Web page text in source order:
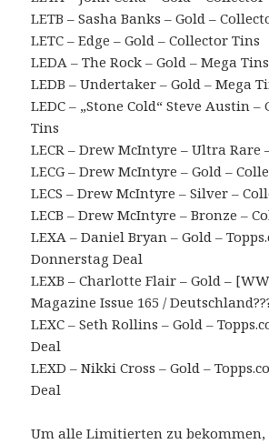
LETB – Sasha Banks – Gold –
LETC – Edge – Gold – Collector Tins
LEDA – The Rock – Gold – Mega Tins
LEDB – Undertaker – Gold – Mega
LEDC – „Stone Cold“ Steve Austin –
Tins
LECR – Drew McIntyre – Ultra Rare
LECG – Drew McIntyre – Gold –
LECS – Drew McIntyre – Silver –
LECB – Drew McIntyre – Bronze –
LEXA – Daniel Bryan – Gold –
Donnerstag Deal
LEXB – Charlotte Flair – Gold –
Magazine Issue 165 /
LEXC – Seth Rollins – Gold –
Deal
LEXD – Nikki Cross – Gold –
Deal
Um alle Limitierten zu bekommen,